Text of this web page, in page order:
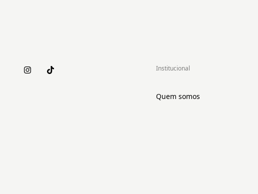
Institucional
Quem somos